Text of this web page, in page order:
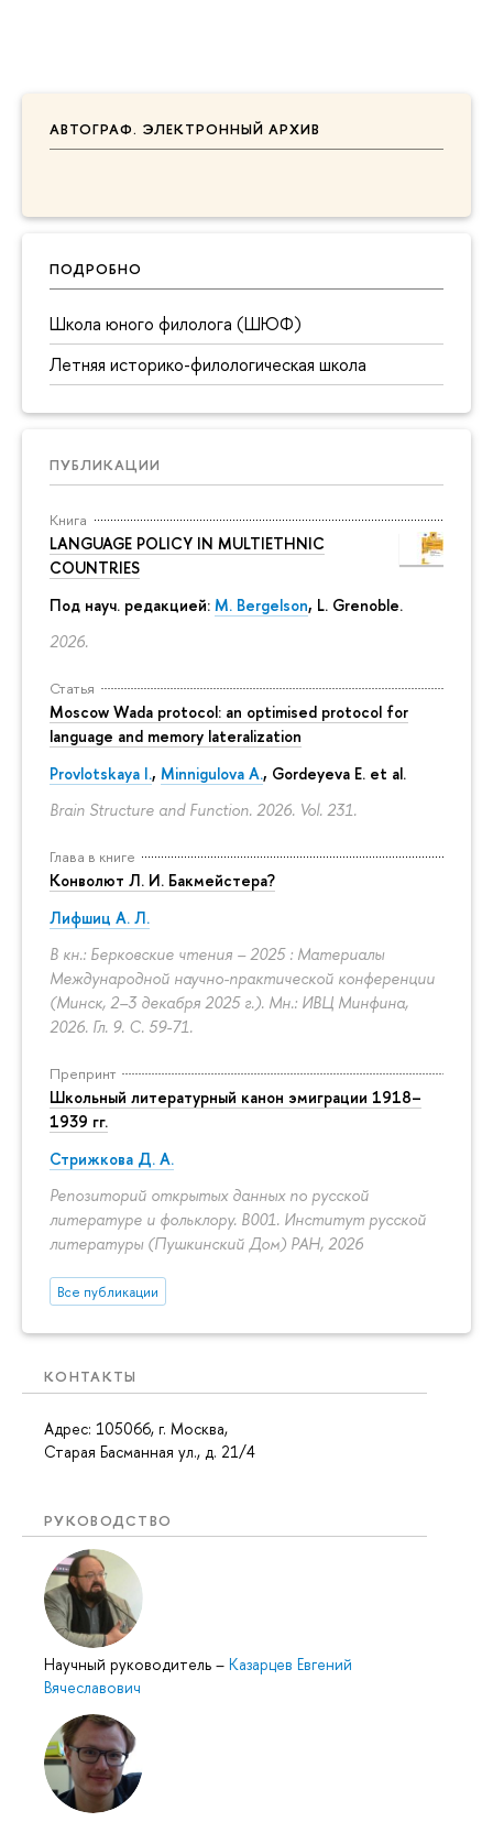
АВТОГРАФ. ЭЛЕКТРОННЫЙ АРХИВ
ПОДРОБНО
Школа юного филолога (ШЮФ)
Летняя историко-филологическая школа
ПУБЛИКАЦИИ
Книга
LANGUAGE POLICY IN MULTIETHNIC
COUNTRIES
Под науч. редакцией: M. Bergelson, L. Grenoble.
2026.
Статья
Moscow Wada protocol: an optimised protocol for
language and memory lateralization
Provlotskaya I., Minnigulova A., Gordeyeva E. et al.
Brain Structure and Function. 2026. Vol. 231.
Глава в книге
Конволют Л. И. Бакмейстера?
Лифшиц А. Л.
В кн.: Берковские чтения – 2025 : Материалы
Международной научно-практической конференции
(Минск, 2–3 декабря 2025 г.). Мн.: ИВЦ Минфина,
2026. Гл. 9. С. 59-71.
Препринт
Школьный литературный канон эмиграции 1918–
1939 гг.
Стрижкова Д. А.
Репозиторий открытых данных по русской
литературе и фольклору. B001. Институт русской
литературы (Пушкинский Дом) РАН, 2026
Все публикации
КОНТАКТЫ
Адрес: 105066, г. Москва,
Старая Басманная ул., д. 21/4
РУКОВОДСТВО
Научный руководитель – Казарцев Евгений
Вячеславович